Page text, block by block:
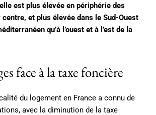
est plus élevée en périphérie des
centre, et plus élevée dans le Sud-Ouest
qu’à l’ouest et à l’est de la
face à la taxe foncière
du logement en France a connu de
avec la diminution de la taxe